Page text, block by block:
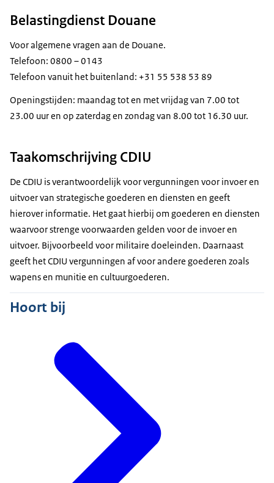
Belastingdienst Douane
Voor algemene vragen aan de Douane.
Telefoon: 0800 – 0143
Telefoon vanuit het buitenland: +31 55 538 53 89
Openingstijden: maandag tot en met vrijdag van 7.00 tot
23.00 uur en op zaterdag en zondag van 8.00 tot 16.30 uur.
Taakomschrijving CDIU
De CDIU is verantwoordelijk voor vergunningen voor invoer en
uitvoer van strategische goederen en diensten en geeft
hierover informatie. Het gaat hierbij om goederen en diensten
waarvoor strenge voorwaarden gelden voor de invoer en
uitvoer. Bijvoorbeeld voor militaire doeleinden. Daarnaast
geeft het CDIU vergunningen af voor andere goederen zoals
wapens en munitie en cultuurgoederen.
Hoort bij